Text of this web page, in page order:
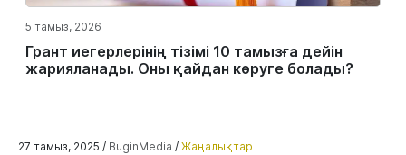
5 тамыз, 2026
Грант иегерлерінің тізімі 10 тамызға дейін
жарияланады. Оны қайдан көруге болады?
27 тамыз, 2025 / BuginMedia / Жаңалықтар